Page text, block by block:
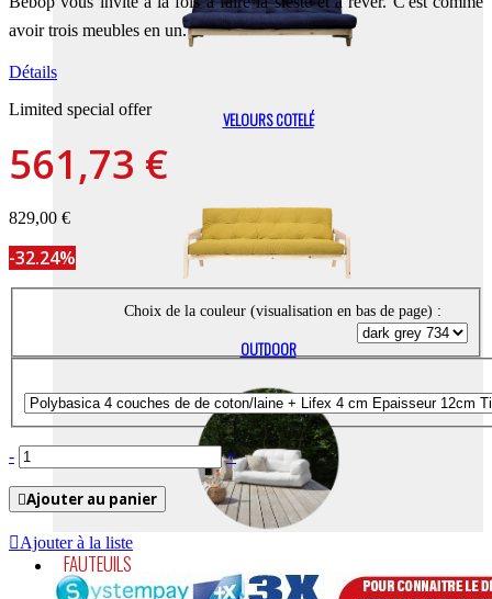
VELOURS COTELÉ
OUTDOOR
FAUTEUILS
avoir trois meubles en un.
Détails
Limited special offer
561,73 €
829,00 €
-32.24%
Choix de la couleur (visualisation en bas de page) :
- +
Ajouter au panier
Ajouter à la liste